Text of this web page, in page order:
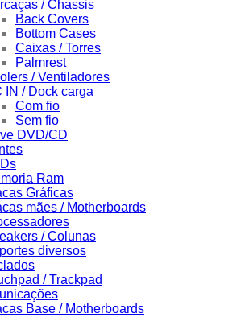
/ Chassis
Back Covers
Bottom Cases
Caixas / Torres
Palmrest
/ Ventiladores
IN / Dock carga
Com fio
Sem fio
DVD/CD
Ram
Gráficas
mães / Motherboards
/ Colunas
diversos
/ Trackpad
Base / Motherboards